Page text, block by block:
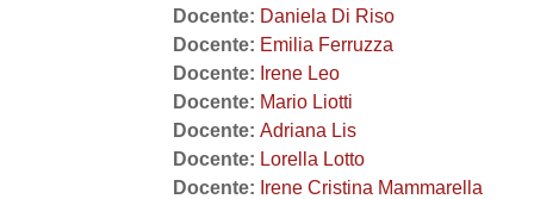
Docente: Daniela Di Riso
Docente: Emilia Ferruzza
Docente: Irene Leo
Docente: Mario Liotti
Docente: Adriana Lis
Docente: Lorella Lotto
Docente: Irene Cristina Mammarella